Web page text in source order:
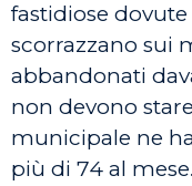
fastidiose
scorrazzano sui
abbandonati
non devono
municipale ne
più di 74 al